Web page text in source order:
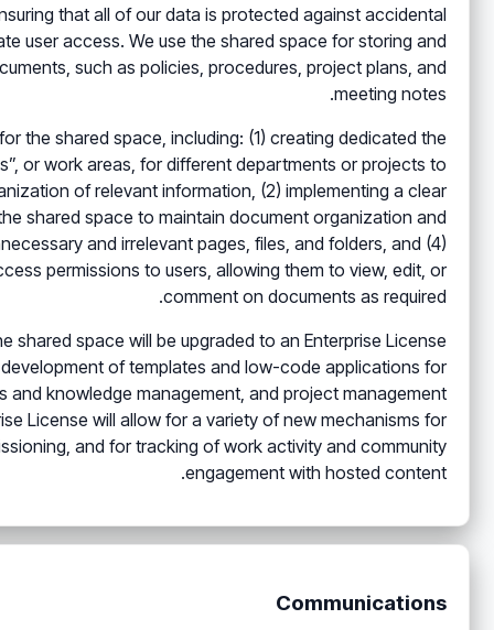
that all of our data is protected against accidental
user access. We use the shared space for storing and
such as policies, procedures, project plans, and
meeting notes.
the shared space, including: (1) creating dedicated the
or work areas, for different departments or projects to
of relevant information, (2) implementing a clear
shared space to maintain document organization and
and irrelevant pages, files, and folders, and (4)
permissions to users, allowing them to view, edit, or
comment on documents as required.
shared space will be upgraded to an Enterprise License
of templates and low-code applications for
and knowledge management, and project management
License will allow for a variety of new mechanisms for
and for tracking of work activity and community
engagement with hosted content.
Communications